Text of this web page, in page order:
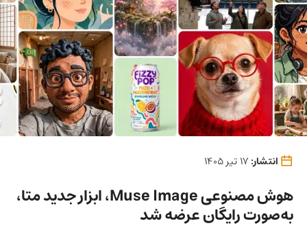
انتشار:
هوش مصنوعی Muse Image، ابزار جدید متا،
به‌صورت رایگان عرضه شد